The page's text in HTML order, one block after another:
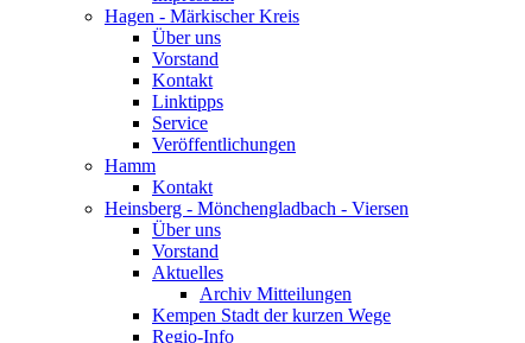
Hagen - Märkischer Kreis
Über uns
Vorstand
Kontakt
Linktipps
Service
Veröffentlichungen
Hamm
Kontakt
Heinsberg - Mönchengladbach - Viersen
Über uns
Vorstand
Aktuelles
Archiv Mitteilungen
Kempen Stadt der kurzen Wege
Regio-Info